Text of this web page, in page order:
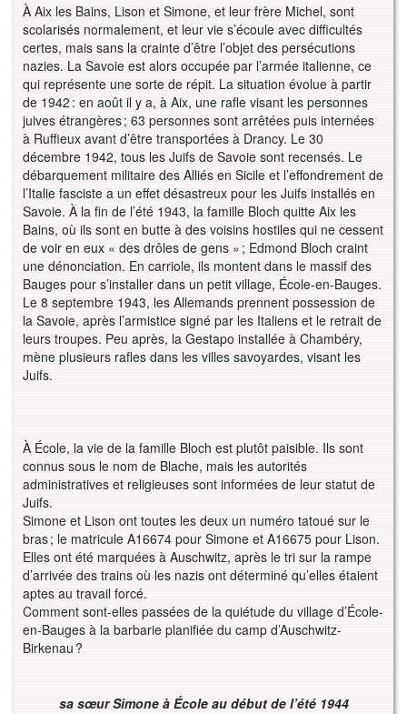
À Aix les Bains, Lison et Simone, et leur frère Michel, sont
scolarisés normalement, et leur vie s’écoule avec difficultés
certes, mais sans la crainte d’être l’objet des persécutions
nazies. La Savoie est alors occupée par l’armée italienne, ce
qui représente une sorte de répit. La situation évolue à partir
de 1942 : en août il y a, à Aix, une rafle visant les personnes
juives étrangères ; 63 personnes sont arrêtées puis internées
à Ruffieux avant d’être transportées à Drancy. Le 30
décembre 1942, tous les Juifs de Savoie sont recensés. Le
débarquement militaire des Alliés en Sicile et l’effondrement de
l’Italie fasciste a un effet désastreux pour les Juifs installés en
Savoie. À la fin de l’été 1943, la famille Bloch quitte Aix les
Bains, où ils sont en butte à des voisins hostiles qui ne cessent
de voir en eux « des drôles de gens » ; Edmond Bloch craint
une dénonciation. En carriole, ils montent dans le massif des
Bauges pour s’installer dans un petit village, École-en-Bauges.
Le 8 septembre 1943, les Allemands prennent possession de
la Savoie, après l’armistice signé par les Italiens et le retrait de
leurs troupes. Peu après, la Gestapo installée à Chambéry,
mène plusieurs rafles dans les villes savoyardes, visant les
Juifs.
À École, la vie de la famille Bloch est plutôt paisible. Ils sont
connus sous le nom de Blache, mais les autorités
administratives et religieuses sont informées de leur statut de
Juifs.
Simone et Lison ont toutes les deux un numéro tatoué sur le
bras ; le matricule A16674 pour Simone et A16675 pour Lison.
Elles ont été marquées à Auschwitz, après le tri sur la rampe
d’arrivée des trains où les nazis ont déterminé qu’elles étaient
aptes au travail forcé.
Comment sont-elles passées de la quiétude du village d’École-
en-Bauges à la barbarie planifiée du camp d’Auschwitz-
Birkenau ?
sa sœur Simone à École au début de l’été 1944